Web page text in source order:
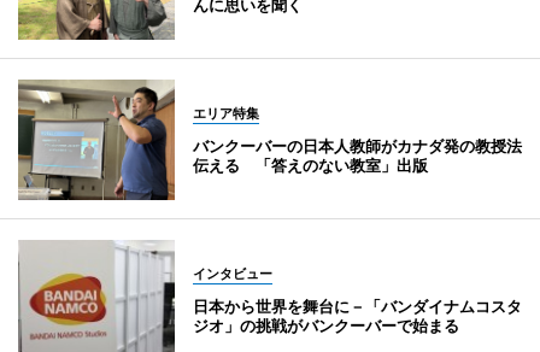
んに思いを聞く
エリア特集
バンクーバーの日本人教師がカナダ発の教授法
伝える 「答えのない教室」出版
インタビュー
日本から世界を舞台に－「バンダイナムコスタ
ジオ」の挑戦がバンクーバーで始まる